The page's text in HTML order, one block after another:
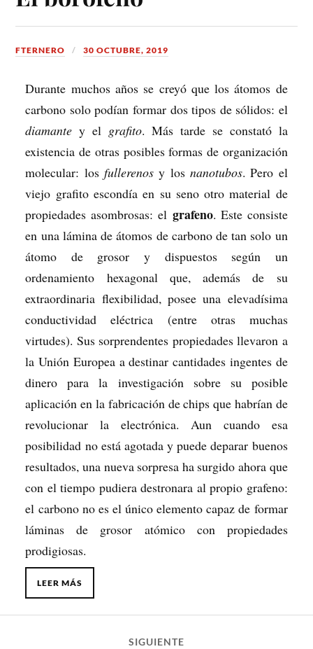
FTERNERO 30 OCTUBRE, 2019
Durante muchos años se creyó que los átomos de
carbono solo podían formar dos tipos de sólidos: el
diamante y el grafito. Más tarde se constató la
existencia de otras posibles formas de organización
molecular: losfullerenos y los nanotubos. Pero el
viejo grafito escondía en su seno otro material de
propiedades asombrosas: el grafeno. Este consiste
en una lámina de átomos de carbono de tan solo un
átomo de grosor y dispuestos según un
ordenamiento hexagonal que, además de su
extraordinaria flexibilidad, posee una elevadísima
conductividad eléctrica (entre otras muchas
virtudes). Sus sorprendentes propiedades llevaron a
la Unión Europea a destinar cantidades ingentes de
dinero para la investigación sobre su posible
aplicación en la fabricación de chips que habrían de
revolucionar la electrónica. Aun cuando esa
posibilidad no está agotada y puede deparar buenos
resultados, una nueva sorpresa ha surgido ahora que
con el tiempo pudiera destronara al propio grafeno:
el carbono no es el único elemento capaz de formar
láminas de grosor atómico con propiedades
prodigiosas.
LEER MÁS
SIGUIENTE